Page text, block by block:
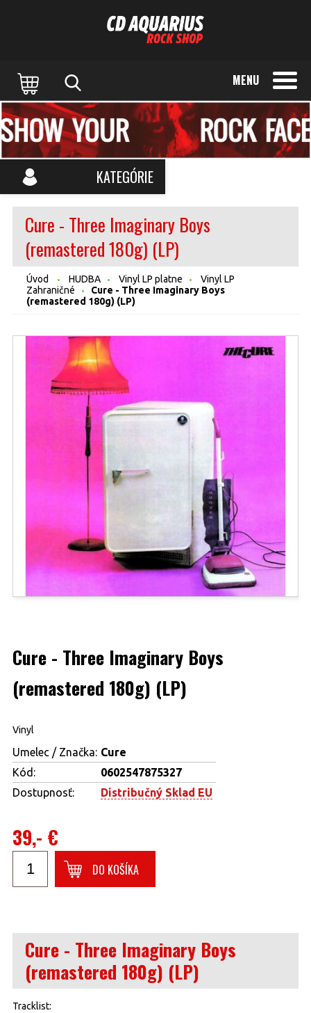
MENU
KATEGÓRIE
Cure - Three Imaginary Boys
(remastered 180g) (LP)
Úvod HUDBA Vinyl LP platne
Vinyl LP
Zahraničné
Cure - Three Imaginary Boys
(remastered 180g) (LP)
Cure - Three Imaginary Boys
(remastered 180g) (LP)
Vinyl
Umelec / Značka: Cure
Kód:
0602547875327
Dostupnosť:
Distribučný Sklad EU
39,- €
DO KOŠÍKA
Cure - Three Imaginary Boys
(remastered 180g) (LP)
Tracklist: